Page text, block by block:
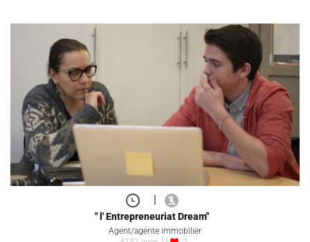
|
" l' Entrepreneuriat Dream"
Agent/agente immobilier